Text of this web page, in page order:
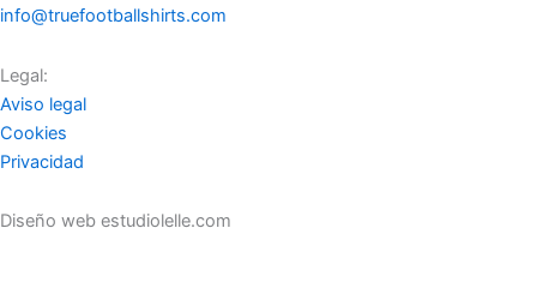
info@truefootballshirts.com
Legal:
Aviso legal
Cookies
Privacidad
Diseño web estudiolelle.com